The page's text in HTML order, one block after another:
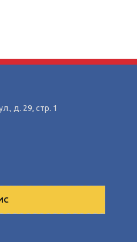
д. 29, стр. 1